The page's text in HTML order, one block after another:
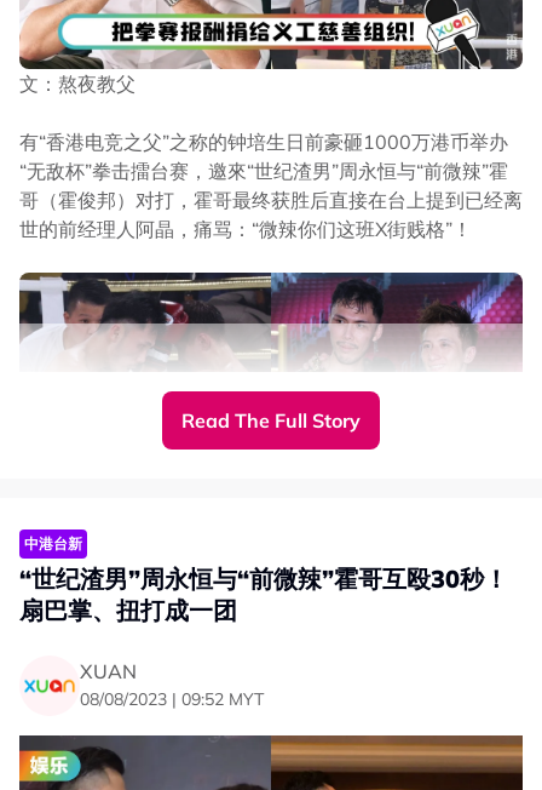
文：熬夜教父
有“香港电竞之父”之称的钟培生日前豪砸1000万港币举办
“无敌杯”拳击擂台赛，邀來“世纪渣男”周永恒与“前微辣”霍
哥（霍俊邦）对打，霍哥最终获胜后直接在台上提到已经离
世的前经理人阿晶，痛骂：“微辣你们这班X街贱格”！
霍哥痛骂前公司微辣：这班X街贱格
周永恒与霍哥在《培生擂台：无敌杯》大战4个回合，最终
由霍哥获胜。霍哥发表得奖感言时罕见的提到7月份因轻生
离世的澳门知名YouTube频道“微辣”前经理人阿晶：“多谢
阿晶，我要报仇，我要帮她报仇，做好自己的东西狂骂前公
Read The Full Story
中港台新
“世纪渣男”周永恒与“前微辣”霍哥互殴30秒！
扇巴掌、扭打成一团
XUAN
08/08/2023 | 09:52 MYT